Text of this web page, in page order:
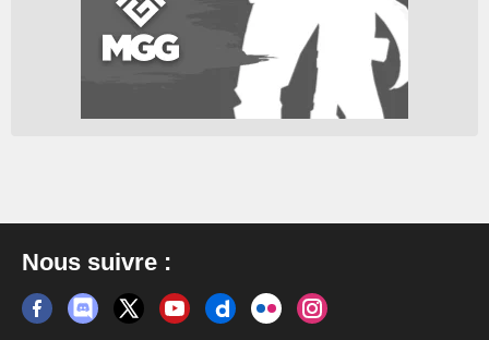
Nous suivre :